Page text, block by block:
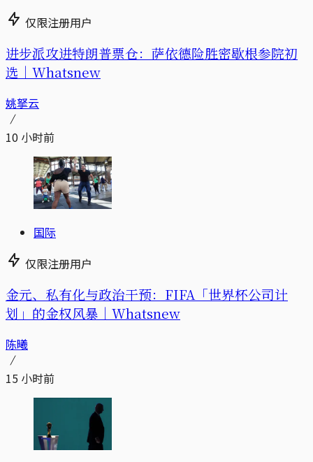
仅限注册用户
进步派攻进特朗普票仓：萨依德险胜密歇根参院初
选｜Whatsnew
姚拏云
10 小时前
国际
仅限注册用户
金元、私有化与政治干预：FIFA「世界杯公司计
划」的金权风暴｜Whatsnew
陈曦
15 小时前